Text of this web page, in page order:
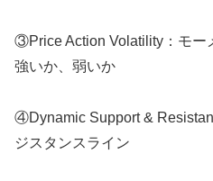
③Price Action Volatility：モー
強いか、弱いか
④Dynamic Support &
ジスタンスライン